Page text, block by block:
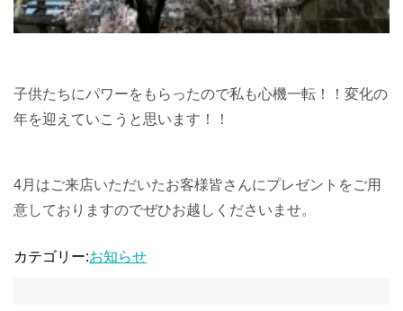
子供たちにパワーをもらったので私も心機一転！！変化の
年を迎えていこうと思います！！
4月はご来店いただいたお客様皆さんにプレゼントをご用
意しておりますのでぜひお越しくださいませ。
カテゴリー:お知らせ